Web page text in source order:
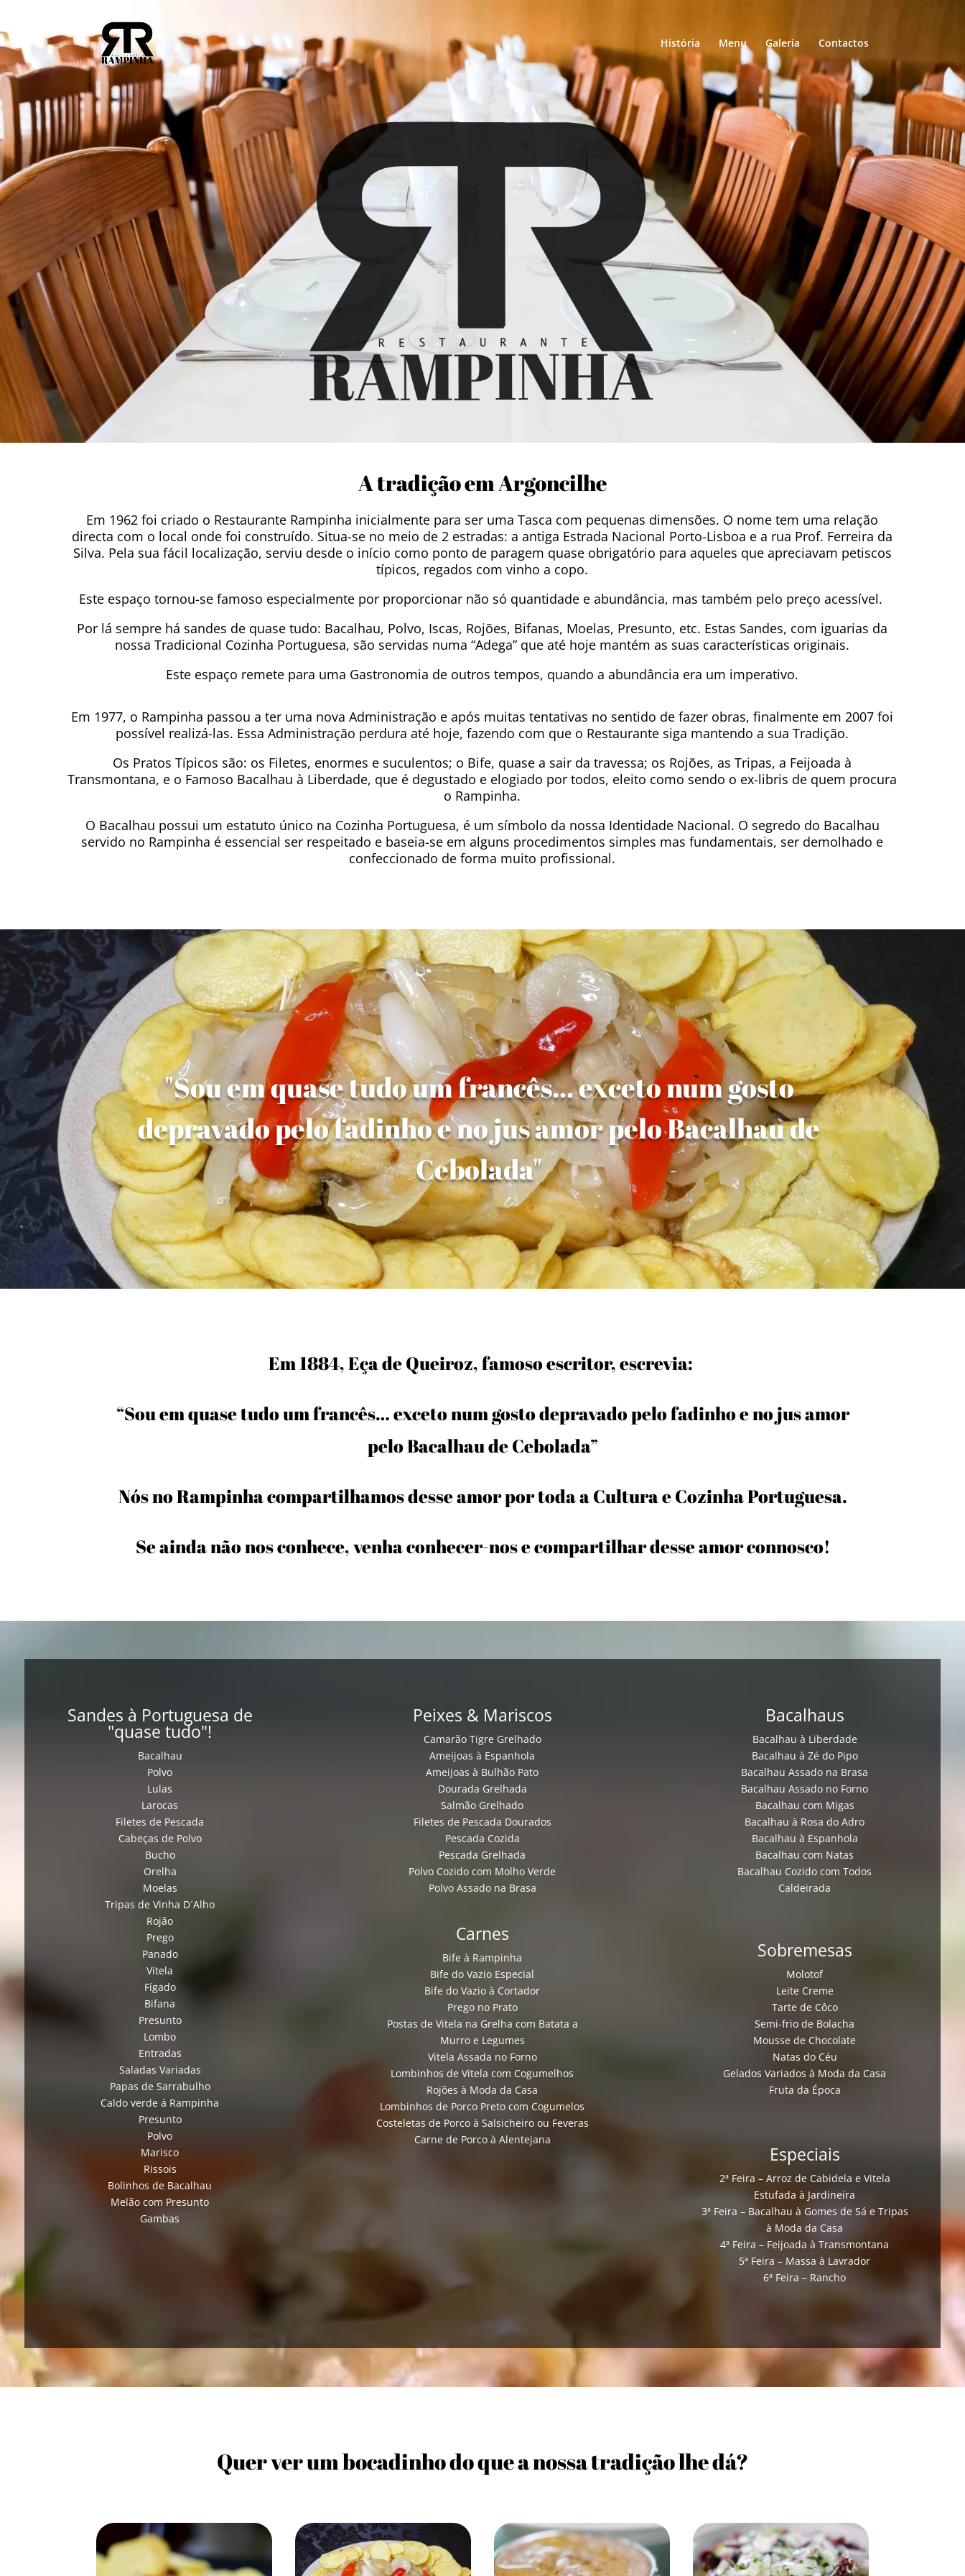
História Menu Galeria Contactos
A tradição em Argoncilhe
Em 1962 foi criado o Restaurante Rampinha inicialmente para ser uma Tasca com pequenas dimensões. O nome tem uma relação
directa com o local onde foi construído. Situa-se no meio de 2 estradas: a antiga Estrada Nacional Porto-Lisboa e a rua Prof. Ferreira da
Silva. Pela sua fácil localização, serviu desde o início como ponto de paragem quase obrigatório para aqueles que apreciavam petiscos
típicos, regados com vinho a copo.
Este espaço tornou-se famoso especialmente por proporcionar não só quantidade e abundância, mas também pelo preço acessível.
Por lá sempre há sandes de quase tudo: Bacalhau, Polvo, Iscas, Rojões, Bifanas, Moelas, Presunto, etc. Estas Sandes, com iguarias da
nossa Tradicional Cozinha Portuguesa, são servidas numa “Adega” que até hoje mantém as suas características originais.
Este espaço remete para uma Gastronomia de outros tempos, quando a abundância era um imperativo.
Em 1977, o Rampinha passou a ter uma nova Administração e após muitas tentativas no sentido de fazer obras, finalmente em 2007 foi
possível realizá-las. Essa Administração perdura até hoje, fazendo com que o Restaurante siga mantendo a sua Tradição.
Os Pratos Típicos são: os Filetes, enormes e suculentos; o Bife, quase a sair da travessa; os Rojões, as Tripas, a Feijoada à
Transmontana, e o Famoso Bacalhau à Liberdade, que é degustado e elogiado por todos, eleito como sendo o ex-libris de quem procura
o Rampinha.
O Bacalhau possui um estatuto único na Cozinha Portuguesa, é um símbolo da nossa Identidade Nacional. O segredo do Bacalhau
servido no Rampinha é essencial ser respeitado e baseia-se em alguns procedimentos simples mas fundamentais, ser demolhado e
confeccionado de forma muito profissional.
"Sou em quase tudo um francês... exceto num gosto
depravado pelo fadinho e no jus amor pelo Bacalhau de
Cebolada"
Em 1884, Eça de Queiroz, famoso escritor, escrevia:
“Sou em quase tudo um francês… exceto num gosto depravado pelo fadinho e no jus amor
pelo Bacalhau de Cebolada”
Nós no Rampinha compartilhamos desse amor por toda a Cultura e Cozinha Portuguesa.
Se ainda não nos conhece, venha conhecer-nos e compartilhar desse amor connosco!
Sandes à Portuguesa de
"quase tudo"!
Bacalhau
Polvo
Lulas
Larocas
Filetes de Pescada
Cabeças de Polvo
Bucho
Orelha
Moelas
Tripas de Vinha D´Alho
Rojão
Prego
Panado
Vitela
Fígado
Bifana
Presunto
Lombo
Entradas
Saladas Variadas
Papas de Sarrabulho
Caldo verde á Rampinha
Presunto
Polvo
Marisco
Rissois
Bolinhos de Bacalhau
Melão com Presunto
Gambas
Peixes & Mariscos
Camarão Tigre Grelhado
Ameijoas à Espanhola
Ameijoas à Bulhão Pato
Dourada Grelhada
Salmão Grelhado
Filetes de Pescada Dourados
Pescada Cozida
Pescada Grelhada
Polvo Cozido com Molho Verde
Polvo Assado na Brasa
Carnes
Bife à Rampinha
Bife do Vazio Especial
Bife do Vazio à Cortador
Prego no Prato
Postas de Vitela na Grelha com Batata a
Murro e Legumes
Vitela Assada no Forno
Lombinhos de Vitela com Cogumelhos
Rojões à Moda da Casa
Lombinhos de Porco Preto com Cogumelos
Costeletas de Porco à Salsicheiro ou Feveras
Carne de Porco à Alentejana
Bacalhaus
Bacalhau à Liberdade
Bacalhau à Zé do Pipo
Bacalhau Assado na Brasa
Bacalhau Assado no Forno
Bacalhau com Migas
Bacalhau à Rosa do Adro
Bacalhau à Espanhola
Bacalhau com Natas
Bacalhau Cozido com Todos
Caldeirada
Sobremesas
Molotof
Leite Creme
Tarte de Côco
Semi-frio de Bolacha
Mousse de Chocolate
Natas do Céu
Gelados Variados à Moda da Casa
Fruta da Época
Especiais
2ª Feira – Arroz de Cabidela e Vitela
Estufada à Jardineira
3ª Feira – Bacalhau à Gomes de Sá e Tripas
à Moda da Casa
4ª Feira – Feijoada à Transmontana
5ª Feira – Massa à Lavrador
6ª Feira – Rancho
Quer ver um bocadinho do que a nossa tradição lhe dá?